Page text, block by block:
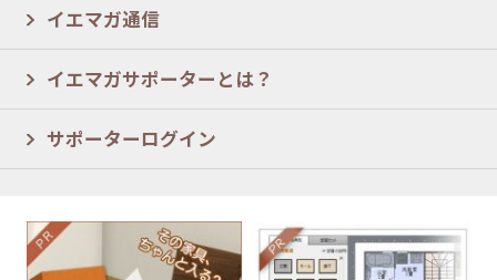
イエマガ通信
イエマガサポーターとは？
サポーターログイン